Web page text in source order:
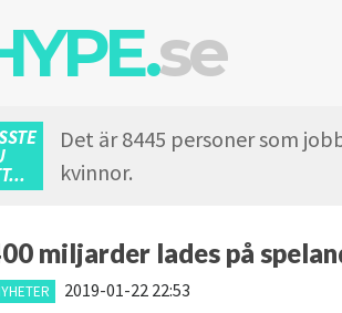
se
Det är 8445 personer som
kvinnor.
miljarder lades på
2019-01-22 22:53